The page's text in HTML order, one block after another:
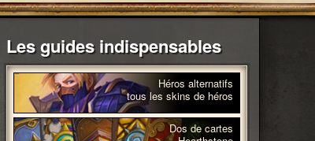
Les guides indispensables
Héros alternatifs
tous les skins de héros
Dos de cartes